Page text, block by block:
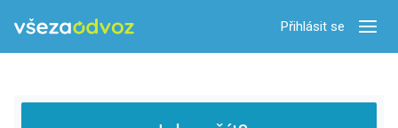
Přihlásit se